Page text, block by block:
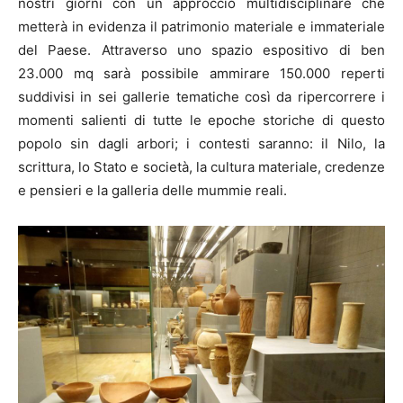
metterà in evidenza il patrimonio materiale e immateriale
del Paese. Attraverso uno spazio espositivo di ben
23.000 mq sarà possibile ammirare 150.000 reperti
suddivisi in sei gallerie tematiche così da ripercorrere i
momenti salienti di tutte le epoche storiche di questo
popolo sin dagli arbori; i contesti saranno: il Nilo, la
scrittura, lo Stato e società, la cultura materiale, credenze
e pensieri e la galleria delle mummie reali.